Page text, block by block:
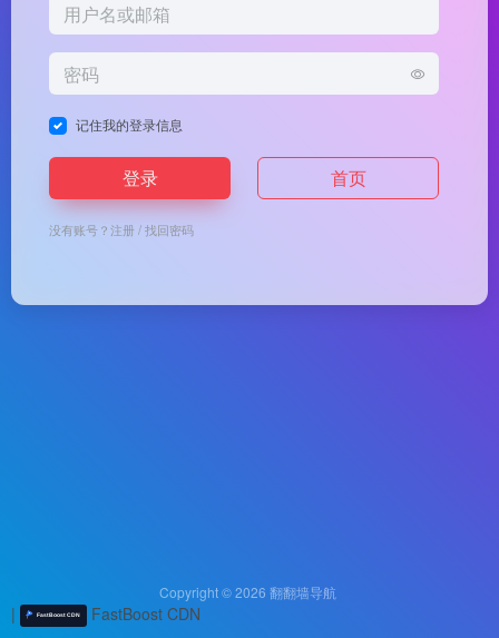
记住我的登录信息
登录 首页
没有账号？注册/找回密码
Copyright © 2026 翻翻墙导航
| FastBoost CDN